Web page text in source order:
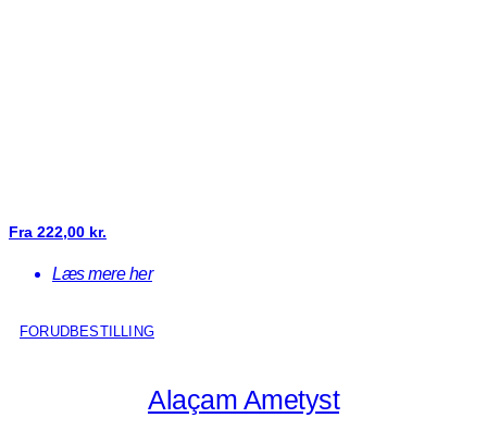
Fra 222,00 kr.
Læs mere her
FORUDBESTILLING
Alaçam Ametyst